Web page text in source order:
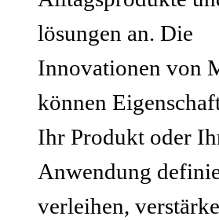
lösungen an. Die
Innovationen von
können
Ihr Produkt oder
Anwendung
verleihen,